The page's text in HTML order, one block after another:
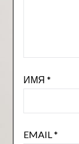
ИМЯ *
EMAIL *